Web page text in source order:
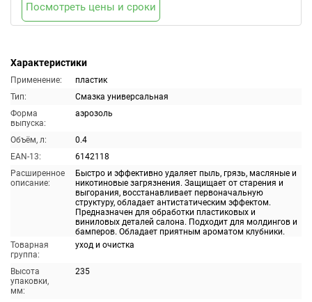
Характеристики
Применение:
пластик
Тип:
Смазка универсальная
Форма
выпуска:
аэрозоль
Объём, л:
0.4
EAN-13:
6142118
Расширенное
описание:
Быстро и эффективно удаляет пыль, грязь, масляные и
никотиновые загрязнения. Защищает от старения и
выгорания, восстанавливает первоначальную
структуру, обладает антистатическим эффектом.
Предназначен для обработки пластиковых и
виниловых деталей салона. Подходит для молдингов и
бамперов. Обладает приятным ароматом клубники.
Товарная
группа:
уход и очистка
Высота
упаковки,
мм:
235
Посмотреть цены и сроки